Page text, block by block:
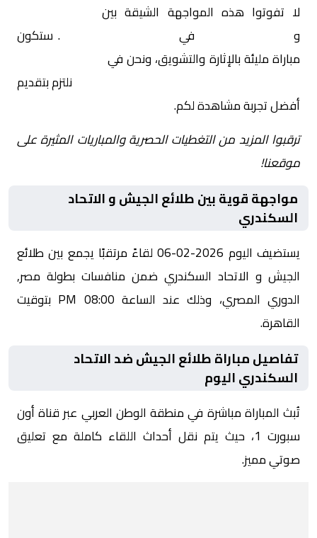
لا تفوتوا هذه المواجهة الشيقة بين
و
في
. ستكون
مباراة مليئة بالإثارة والتشويق، ونحن في
نلتزم بتقديم
أفضل تجربة مشاهدة لكم.
ترقبوا المزيد من التغطيات الحصرية والمباريات المثيرة على
موقعنا!
مواجهة قوية بين طلائع الجيش و الاتحاد
السكندري
يستضيف اليوم 2026-02-06 لقاءً مرتقبًا يجمع بين طلائع
الجيش و الاتحاد السكندري ضمن منافسات بطولة مصر,
الدوري المصري، وذلك عند الساعة 08:00 PM بتوقيت
القاهرة.
تفاصيل مباراة طلائع الجيش ضد الاتحاد
السكندري اليوم
تُبث المباراة مباشرة في منطقة الوطن العربي عبر قناة أون
سبورت 1، حيث يتم نقل أحداث اللقاء كاملة مع تعليق
صوتي مميز.